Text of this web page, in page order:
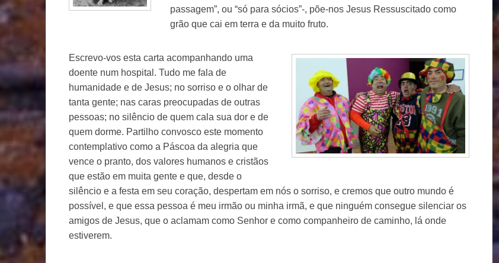
passagem”, ou “só para sócios”-, põe-nos Jesus Ressuscitado como
grão que cai em terra e da muito fruto.
Escrevo-vos esta carta acompanhando uma
doente num hospital. Tudo me fala de
humanidade e de Jesus; no sorriso e o olhar de
tanta gente; nas caras preocupadas de outras
pessoas; no silêncio de quem cala sua dor e de
quem dorme. Partilho convosco este momento
contemplativo como a Páscoa da alegria que
vence o pranto, dos valores humanos e cristãos
que estão em muita gente e que, desde o
silêncio e a festa em seu coração, despertam em nós o sorriso, e cremos que outro mundo é
possível, e que essa pessoa é meu irmão ou minha irmã, e que ninguém consegue silenciar os
amigos de Jesus, que o aclamam como Senhor e como companheiro de caminho, lá onde
estiverem.